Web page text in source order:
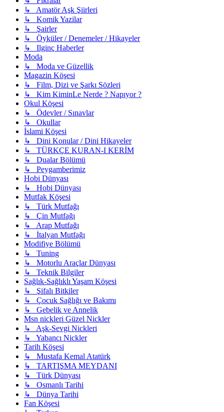
↳ Amatör Aşk Şiirleri
↳ Komik Yazilar
↳ Şairler
↳ Öyküler / Denemeler / Hikayeler
↳ Ilginç Haberler
Moda
↳ Moda ve Güzellik
Magazin Köşesi
↳ Film, Dizi ve Şarkı Sözleri
↳ Kim KiminLe Nerde ? Napıyor ?
Okul Köşesi
↳ Ödevler / Sınavlar
↳ Okullar
İslami Köşesi
↳ Dini Konular / Dini Hikayeler
↳ TÜRKÇE KURAN-I KERİM
↳ Dualar Bölümü
↳ Peygamberimiz
Hobi Dünyası
↳ Hobi Dünyası
Mutfak Köşesi
↳ Türk Mutfağı
↳ Çin Mutfağı
↳ Arap Mutfağı
↳ İtalyan Mutfağı
Modifiye Bölümü
↳ Tuning
↳ Motorlu Araçlar Dünyası
↳ Teknik Bilgiler
Sağlık-Sağlıklı Yaşam Köşesi
↳ Şifalı Bitkiler
↳ Çocuk Sağlığı ve Bakımı
↳ Gebelik ve Annelik
Msn nickleri Güzel Nickler
↳ Aşk-Sevgi Nickleri
↳ Yabancı Nickler
Tarih Köşesi
↳ Mustafa Kemal Atatürk
↳ TARTIŞMA MEYDANI
↳ Türk Dünyası
↳ Osmanlı Tarihi
↳ Dünya Tarihi
Fan Köşesi